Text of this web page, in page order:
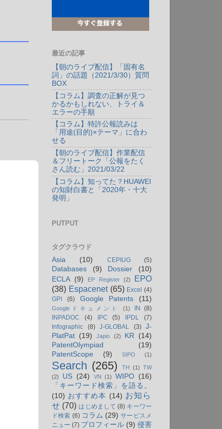
最近の記事
【朝のライブ配信】「固有名
詞」の話題（2021/3/30）質問
BOX
【コラム】調査の正解が見つ
かるかもしれない、トライ＆
エラーの手順
【コラム】特許公報読みは
「用途(目的)×テーマ」に合わ
せる
【朝のライブ配信】作業配信
＆フリートーク「公報をたく
さん読む」2021/03/22
【コラム】知ってた？HUAWEI
の知財白書と「2020年・十大
発明」
PUTPUT
タグクラウド
Asia
(10) CEPIUG (5)
Databases (9) Dossier
(10)
ECLA (9) EP Register (2)
EPO
(38) Espacenet (65) Excel (4)
GPI
(6) Google Patents (11)
Googleドキュメント (1) IN (8)
INPADOC
(4) IPC (5) IPDL
(7)
Infographic
(8) J-GLOBAL (3)
J-
PlatPat (19) Japio (2) KR
(14)
PatentOlympiad
(19)
PatentScope
(9) SIPO (1)
Search (265) TH (1) TW
(2)
US (24) VN (1) WIPO (16)
「キーワード検索」を語る。
(10) おすすめ本 (14) お知ら
せ (70) はじめまして (8) キーワー
ド検索 (6) コラム (29) サービスメ
ニュー (7) プロフィール (9) 侵害